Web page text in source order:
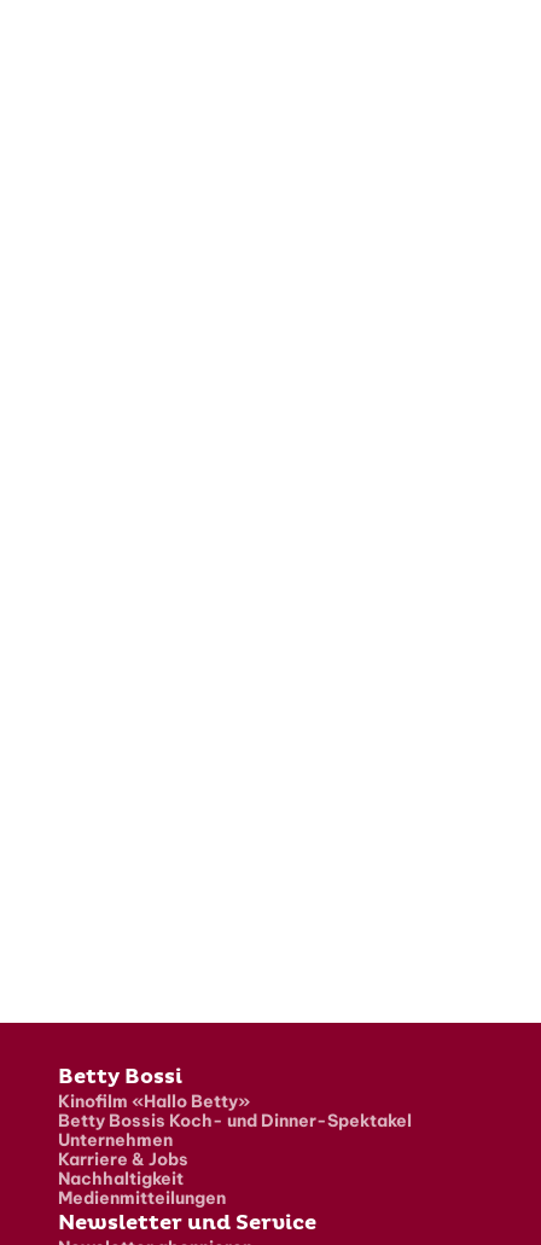
Fusszeile
Betty Bossi
Kinofilm «Hallo Betty»
Betty Bossis Koch- und Dinner-Spektakel
Unternehmen
Karriere & Jobs
Nachhaltigkeit
Medienmitteilungen
Newsletter und Service